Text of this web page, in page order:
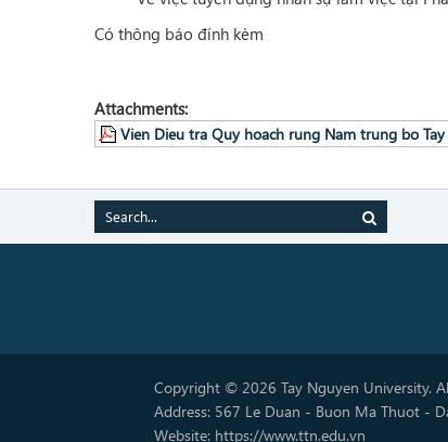
Có thông báo đính kèm
Attachments:
Vien Dieu tra Quy hoach rung Nam trung bo
Copyright © 2026 Tay Nguyen University.
Address: 567 Le Duan - Buon Ma Thuot -
Website: https://www.ttn.edu.vn